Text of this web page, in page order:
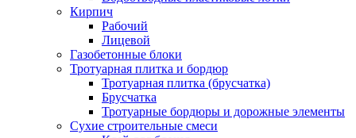
Кирпич
Рабочий
Лицевой
Газобетонные блоки
Тротуарная плитка и бордюр
Тротуарная плитка (брусчатка)
Брусчатка
Тротуарные бордюры и дорожные элементы
Сухие строительные смеси